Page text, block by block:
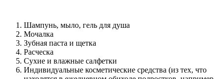
Шампунь, мыло, гель для душа
Мочалка
Зубная паста и щетка
Расческа
Сухие и влажные салфетки
Индивидуальные косметические средства (из тех, что